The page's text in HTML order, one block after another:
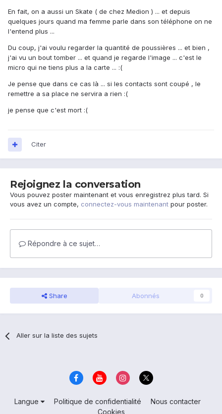
En fait, on a aussi un Skate ( de chez Medion ) ... et depuis
quelques jours quand ma femme parle dans son téléphone on ne
l'entend plus ...
Du coup, j'ai voulu regarder la quantité de poussières ... et bien ,
j'ai vu un bout tomber ... et quand je regarde l'image ... c'est le
micro qui ne tiens plus a la carte ... :(
Je pense que dans ce cas là ... si les contacts sont coupé , le
remettre a sa place ne servira a rien :(
je pense que c'est mort :(
Citer
Rejoignez la conversation
Vous pouvez poster maintenant et vous enregistrez plus tard. Si
vous avez un compte, connectez-vous maintenant pour poster.
Répondre à ce sujet…
Share Abonnés 0
Aller sur la liste des sujets
Langue Politique de confidentialité
Nous contacter
Cookies